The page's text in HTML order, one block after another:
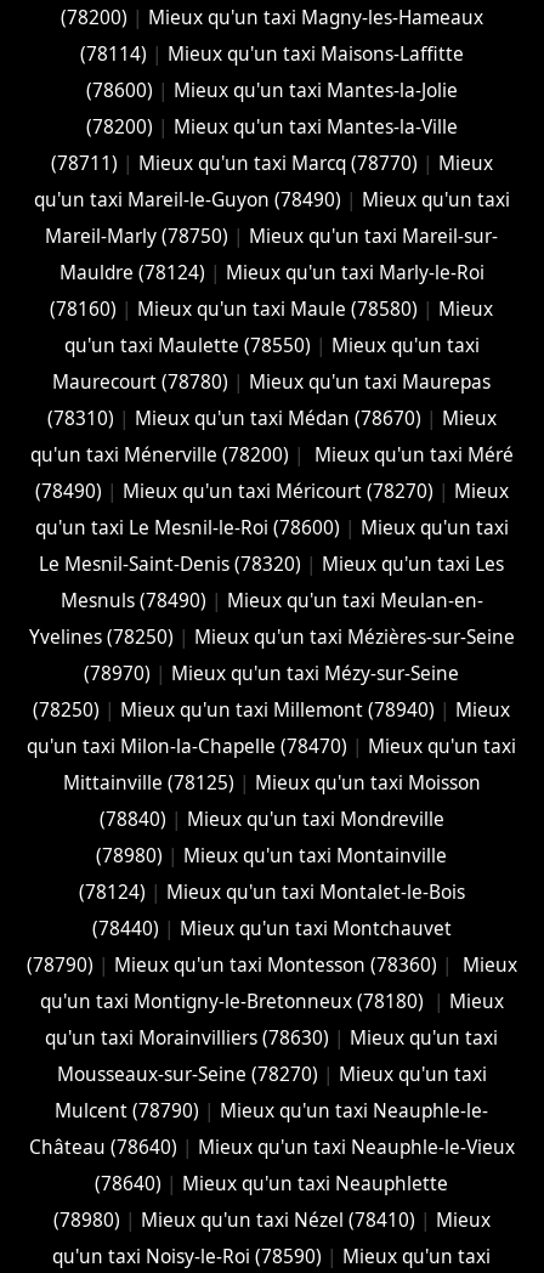
(78200) | Mieux qu'un taxi Magny-les-Hameaux
(78114) | Mieux qu'un taxi Maisons-Laffitte
(78600) | Mieux qu'un taxi Mantes-la-Jolie
(78200) | Mieux qu'un taxi Mantes-la-Ville
(78711) | Mieux qu'un taxi Marcq (78770) | Mieux
qu'un taxi Mareil-le-Guyon (78490) | Mieux qu'un taxi
Mareil-Marly (78750) | Mieux qu'un taxi Mareil-sur-
Mauldre (78124) | Mieux qu'un taxi Marly-le-Roi
(78160) | Mieux qu'un taxi Maule (78580) | Mieux
qu'un taxi Maulette (78550) | Mieux qu'un taxi
Maurecourt (78780) | Mieux qu'un taxi Maurepas
(78310) | Mieux qu'un taxi Médan (78670) | Mieux
qu'un taxi Ménerville (78200) |
Mieux qu'un taxi Méré
(78490) | Mieux qu'un taxi Méricourt (78270) | Mieux
qu'un taxi Le Mesnil-le-Roi (78600) | Mieux qu'un taxi
Le Mesnil-Saint-Denis (78320) | Mieux qu'un taxi Les
Mesnuls (78490) | Mieux qu'un taxi Meulan-en-
Yvelines (78250) | Mieux qu'un taxi Mézières-sur-Seine
(78970) | Mieux qu'un taxi Mézy-sur-Seine
(78250) | Mieux qu'un taxi Millemont (78940) | Mieux
qu'un taxi Milon-la-Chapelle (78470) | Mieux qu'un taxi
Mittainville (78125) | Mieux qu'un taxi Moisson
(78840) | Mieux qu'un taxi Mondreville
(78980) | Mieux qu'un taxi Montainville
(78124) | Mieux qu'un taxi Montalet-le-Bois
(78440) | Mieux qu'un taxi Montchauvet
(78790) | Mieux qu'un taxi Montesson (78360) |
Mieux
qu'un taxi Montigny-le-Bretonneux (78180)
| Mieux
qu'un taxi Morainvilliers (78630) | Mieux qu'un taxi
Mousseaux-sur-Seine (78270) | Mieux qu'un taxi
Mulcent (78790) | Mieux qu'un taxi Neauphle-le-
Château (78640) | Mieux qu'un taxi Neauphle-le-Vieux
(78640) | Mieux qu'un taxi Neauphlette
(78980) | Mieux qu'un taxi Nézel (78410) | Mieux
qu'un taxi Noisy-le-Roi (78590) | Mieux qu'un taxi